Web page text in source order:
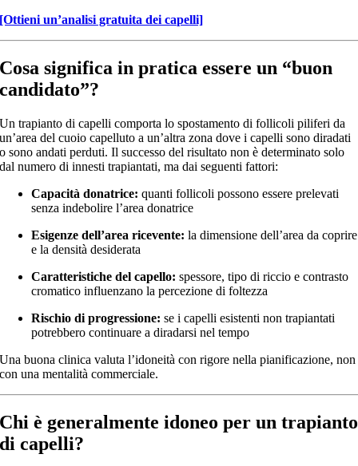
[Ottieni un’analisi gratuita dei capelli]
Cosa significa in pratica essere un “buon
candidato”?
Un trapianto di capelli comporta lo spostamento di follicoli piliferi da
un’area del cuoio capelluto a un’altra zona dove i capelli sono diradati
o sono andati perduti. Il successo del risultato non è determinato solo
dal numero di innesti trapiantati, ma dai seguenti fattori:
Capacità donatrice: quanti follicoli possono essere prelevati
senza indebolire l’area donatrice
Esigenze dell’area ricevente: la dimensione dell’area da coprire
e la densità desiderata
Caratteristiche del capello: spessore, tipo di riccio e contrasto
cromatico influenzano la percezione di foltezza
Rischio di progressione: se i capelli esistenti non trapiantati
potrebbero continuare a diradarsi nel tempo
Una buona clinica valuta l’idoneità con rigore nella pianificazione, non
con una mentalità commerciale.
Chi è generalmente idoneo per un trapianto
di capelli?